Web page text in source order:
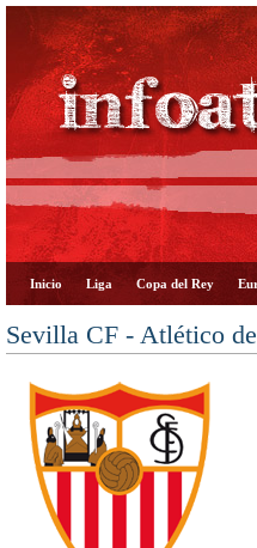
Inicio Liga Copa del Rey
Sevilla CF - Atlético